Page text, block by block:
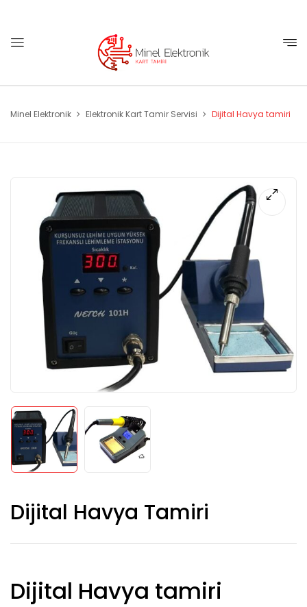
Minel Elektronik Elektronik Kart Tamir Servisi Dijital Havya tamiri
Dijital Havya Tamiri
Dijital Havya tamiri